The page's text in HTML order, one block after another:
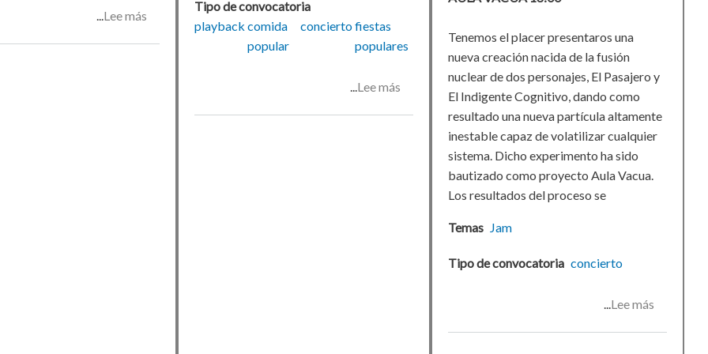
Lee más
Tipo de convocatoria
playback comida
popular
conciertofiestas
populares
Lee más
Tenemos el placer presentaros una
nueva creación nacida de la fusión
nuclear de dos personajes, El Pasajero y
El Indigente Cognitivo, dando como
resultado una nueva partícula altamente
inestable capaz de volatilizar cualquier
sistema. Dicho experimento ha sido
bautizado como proyecto Aula Vacua.
Los resultados del proceso se
Temas Jam
Tipo de convocatoria concierto
Lee más